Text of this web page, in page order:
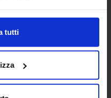
tutti